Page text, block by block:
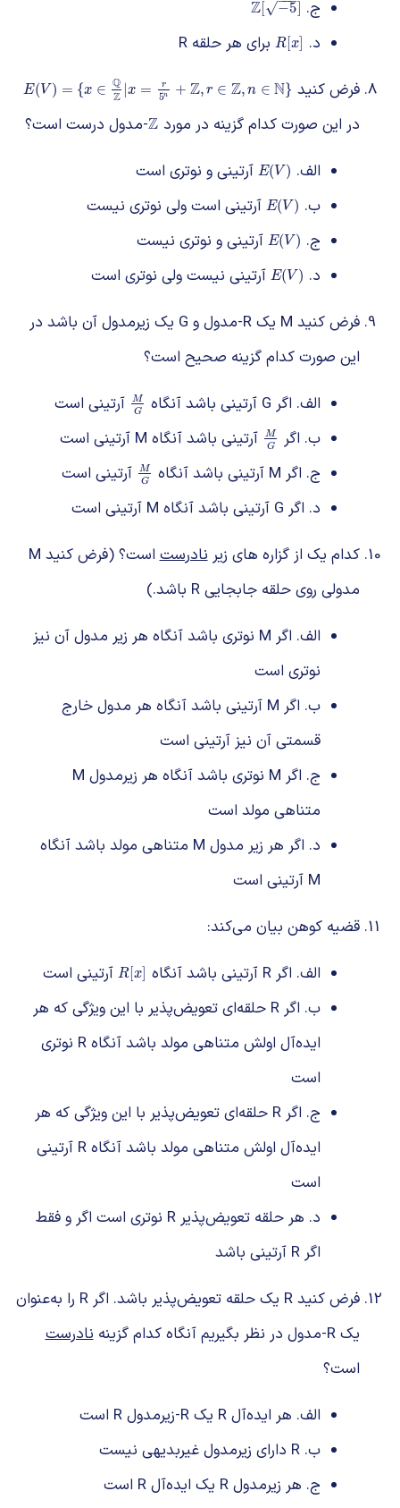
ج. Z −5
√
Z[−5]
د.
R[ x]
R[x] برای هر حلقه R
فرض کنید E(V) = {x ∈ Q
Z |x = r
5n + Z, r ∈ Z, n ∈ N}
E(V)= {x ∈QZ x= r5n+Z, r∈ Z,n∈N}
در این صورت کدام گزینه در مورد Z
Z-مدول درست است؟
الف. E(V )
E(V)
آرتینی و نوتری است
ب.
E(V )
E(V)
آرتینی است ولی نوتری نیست
ج.
E(V )
E(V)
آرتینی و نوتری نیست
د.
E(V )
E(V) آرتینی نیست ولی نوتری است
فرض کنید M یک R-مدول و G یک زیرمدول آن باشد در
این صورت کدام گزینه صحیح است؟
الف. اگر G آرتینی باشد آنگاه
M
G
MG
آرتینی است
ب. اگر
M
G
MG
آرتینی باشد آنگاه M آرتینی است
ج. اگر M آرتینی باشد آنگاه
M
G
MG
آرتینی است
د. اگر G آرتینی باشد آنگاه M آرتینی است
کدام یک از گزاره های زیرنادرست
است؟ (فرض کنید M
مدولی روی حلقه جابجایی R باشد.)
الف. اگر M نوتری باشد آنگاه هر زیر مدول آن نیز
نوتری است
ب. اگر M آرتینی باشد آنگاه هر مدول خارج
قسمتی آن نیز آرتینی است
ج. اگر M نوتری باشد آنگاه هر زیرمدول M
متناهی مولد است
د. اگر هر زیر مدول M متناهی مولد باشد آنگاه
M آرتینی است
قضیه کوهن بیان می‌کند:
الف. اگر R آرتینی باشد آنگاه R[ x]
R[x]
آرتینی است
ب. اگر R حلقه‌ای تعویض‌پذیر با این ویژگی که هر
ایده‌آل اولش متناهی مولد باشد آنگاه R نوتری
است
ج. اگر R حلقه‌ای تعویض‌پذیر با این ویژگی که هر
ایده‌آل اولش متناهی مولد باشد آنگاه R آرتینی
است
د. هر حلقه تعویض‌پذیر R نوتری است اگر و فقط
اگر R آرتینی باشد
فرض کنید R یک حلقه تعویض‌پذیر باشد. اگر R را به‌عنوان
یک R-مدول در نظر بگیریم آنگاه کدام گزینه
نادرست
است؟
الف. هر ایده‌آل R یک R-زیرمدول R است
ب. R دارای زیرمدول غیربدیهی نیست
ج. هر زیرمدول R یک ایده‌آل R است